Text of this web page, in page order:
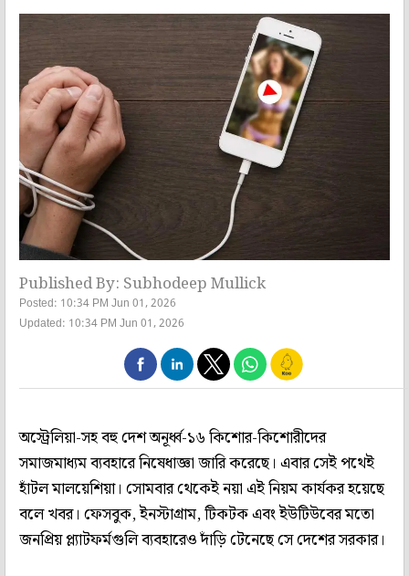
Published By: Subhodeep Mullick
Posted: 10:34 PM Jun 01, 2026
Updated: 10:34 PM Jun 01, 2026
অস্ট্রেলিয়া-সহ বহু দেশ অনূর্ধ্ব-১৬ কিশোর-কিশোরীদের
সমাজমাধ্যম ব্যবহারে নিষেধাজ্ঞা জারি করেছে। এবার সেই পথেই
হাঁটল মালয়েশিয়া। সোমবার থেকেই নয়া এই নিয়ম কার্যকর হয়েছে
বলে খবর। ফেসবুক, ইনস্টাগ্রাম, টিকটক এবং ইউটিউবের মতো
জনপ্রিয় প্ল্যাটফর্মগুলি ব্যবহারেও দাঁড়ি টেনেছে সে দেশের সরকার।